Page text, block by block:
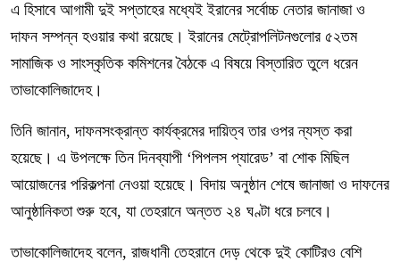
এ হিসাবে আগামী দুই সপ্তাহের মধ্যেই ইরানের সর্বোচ্চ নেতার জানাজা ও
দাফন সম্পন্ন হওয়ার কথা রয়েছে। ইরানের মেট্রোপলিটনগুলোর ৫২তম
সামাজিক ও সাংস্কৃতিক কমিশনের বৈঠকে এ বিষয়ে বিস্তারিত তুলে ধরেন
তাভাকোলিজাদেহ।
তিনি জানান, দাফনসংক্রান্ত কার্যক্রমের দায়িত্ব তার ওপর ন্যস্ত করা
হয়েছে। এ উপলক্ষে তিন দিনব্যাপী ‘পিপলস প্যারেড’ বা শোক মিছিল
আয়োজনের পরিকল্পনা নেওয়া হয়েছে। বিদায় অনুষ্ঠান শেষে জানাজা ও দাফনের
আনুষ্ঠানিকতা শুরু হবে, যা তেহরানে অন্তত ২৪ ঘণ্টা ধরে চলবে।
তাভাকোলিজাদেহ বলেন, রাজধানী তেহরানে দেড় থেকে দুই কোটিরও বেশি